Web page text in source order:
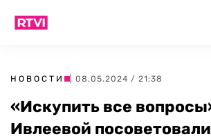
НОВОСТИ | 08.05.2024 / 21:38
«Искупить все
Ивлеевой